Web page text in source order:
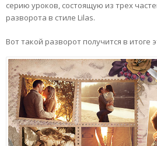
серию уроков, состоящую из трех
разворота в стиле Lilas.
Вот такой разворот получится в итоге